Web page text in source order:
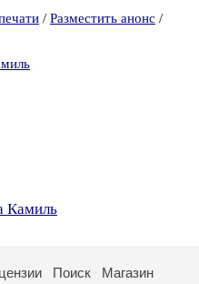
/ Разместить анонс /
Камиль
Поиск
Магазин